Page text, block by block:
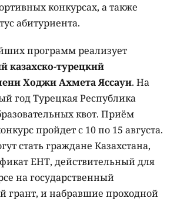
конкурсах, а также
абитуриента.
программ реализует
турецкий
Ходжи Ахмета Яссауи. На
год Турецкая Республика
квот. Приём
пройдет с 10 по 15 августа.
стать граждане Казахстана,
ЕНТ, действительный для
на государственный
грант, и набравшие проходной